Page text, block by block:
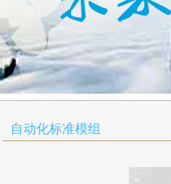
自动化标准模组